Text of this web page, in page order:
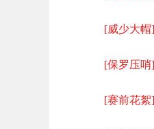
[威少大
[保罗压哨
[赛前花